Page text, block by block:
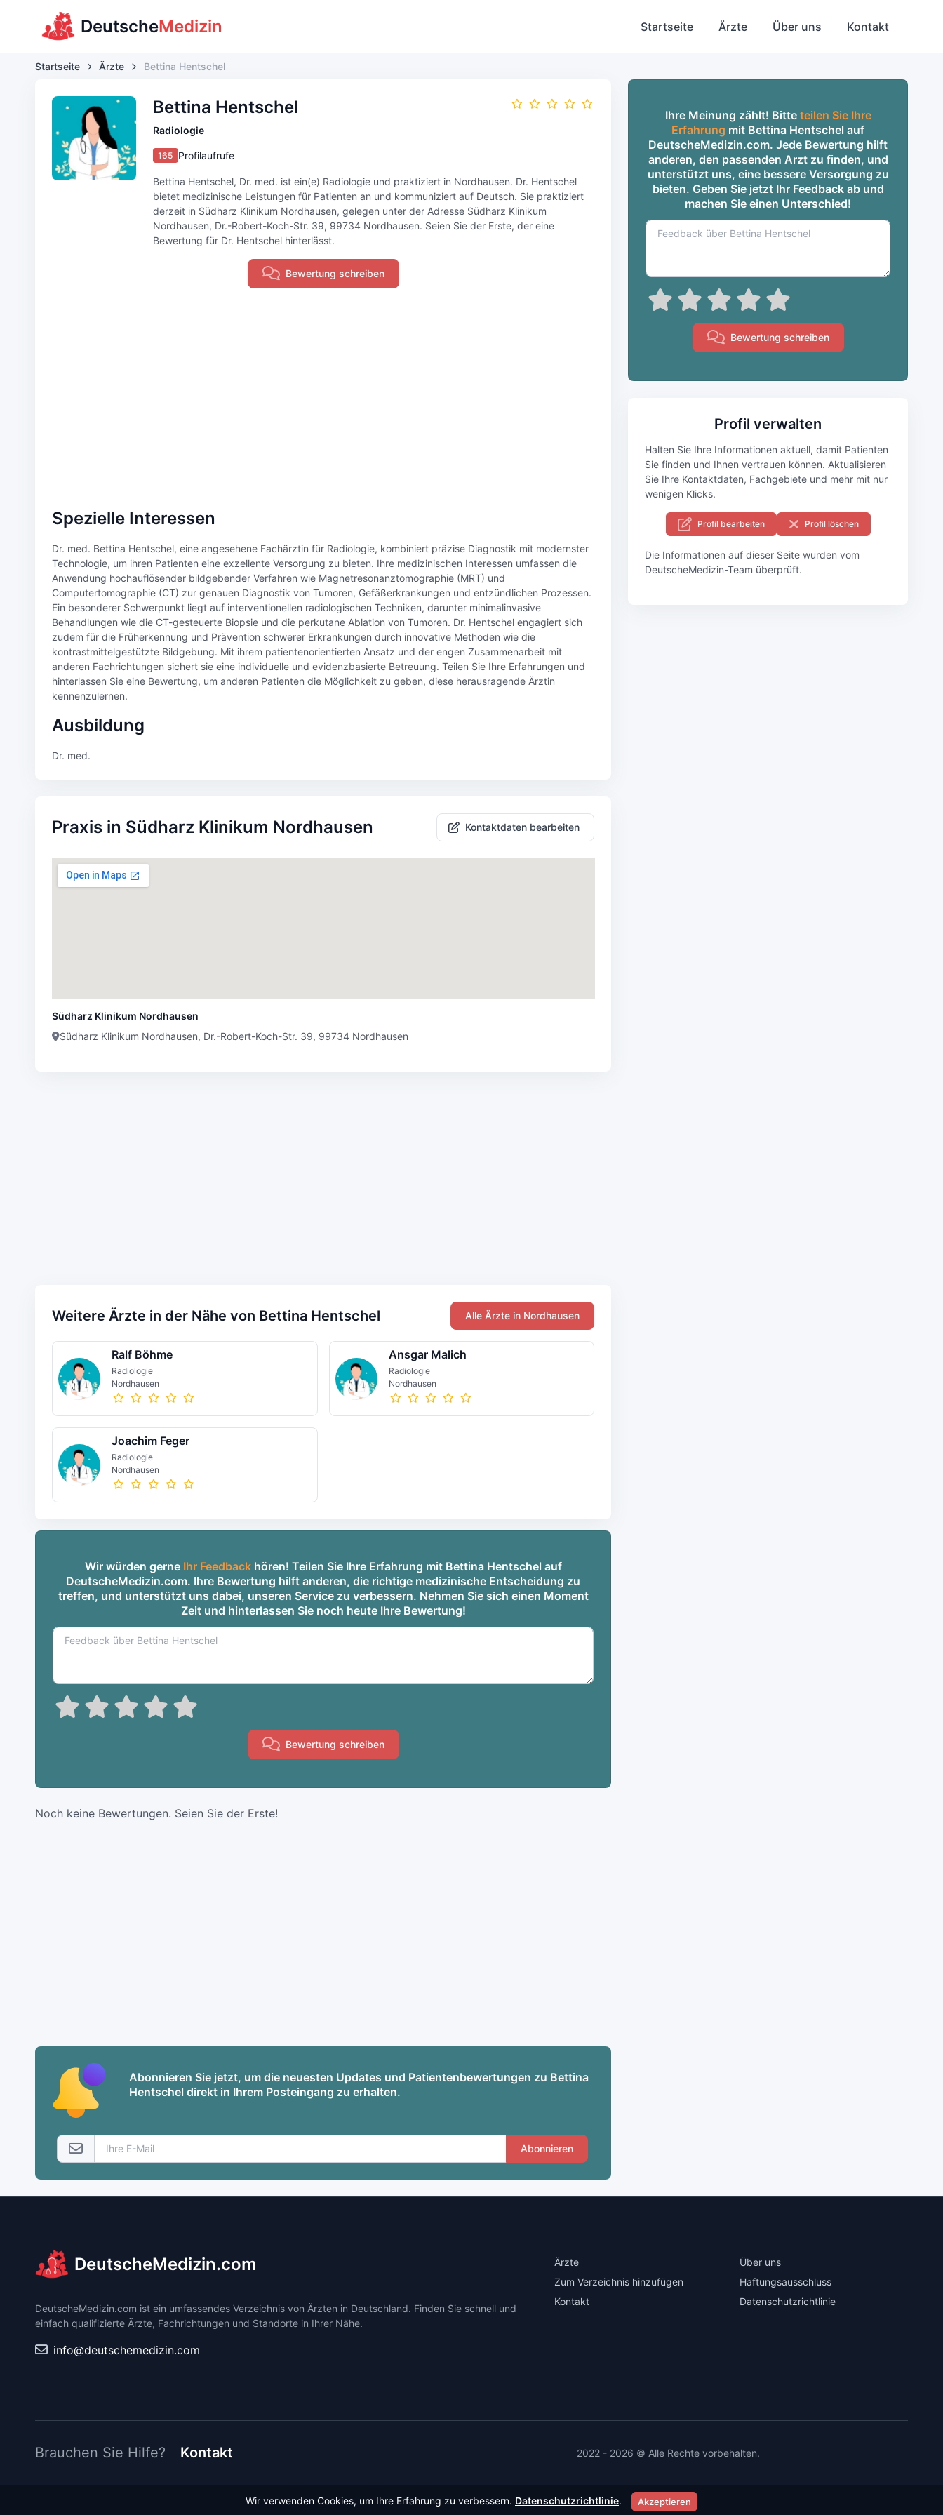
DeutscheMedizin Startseite Ärzte Über uns Kontakt
Startseite Ärzte Bettina Hentschel
Bettina Hentschel
Radiologie
165 Profilaufrufe
Bettina Hentschel, Dr. med. ist ein(e) Radiologie und praktiziert in Nordhausen. Dr. Hentschel
bietet medizinische Leistungen für Patienten an und kommuniziert auf Deutsch. Sie praktiziert
derzeit in Südharz Klinikum Nordhausen, gelegen unter der Adresse Südharz Klinikum
Nordhausen, Dr.-Robert-Koch-Str. 39, 99734 Nordhausen. Seien Sie der Erste, der eine
Bewertung für Dr. Hentschel hinterlässt.
Bewertung schreiben
Spezielle Interessen
Dr. med. Bettina Hentschel, eine angesehene Fachärztin für Radiologie, kombiniert präzise Diagnostik mit modernster
Technologie, um ihren Patienten eine exzellente Versorgung zu bieten. Ihre medizinischen Interessen umfassen die
Anwendung hochauflösender bildgebender Verfahren wie Magnetresonanztomographie (MRT) und
Computertomographie (CT) zur genauen Diagnostik von Tumoren, Gefäßerkrankungen und entzündlichen Prozessen.
Ein besonderer Schwerpunkt liegt auf interventionellen radiologischen Techniken, darunter minimalinvasive
Behandlungen wie die CT-gesteuerte Biopsie und die perkutane Ablation von Tumoren. Dr. Hentschel engagiert sich
zudem für die Früherkennung und Prävention schwerer Erkrankungen durch innovative Methoden wie die
kontrastmittelgestützte Bildgebung. Mit ihrem patientenorientierten Ansatz und der engen Zusammenarbeit mit
anderen Fachrichtungen sichert sie eine individuelle und evidenzbasierte Betreuung. Teilen Sie Ihre Erfahrungen und
hinterlassen Sie eine Bewertung, um anderen Patienten die Möglichkeit zu geben, diese herausragende Ärztin
kennenzulernen.
Ausbildung
Dr. med.
Praxis in Südharz Klinikum Nordhausen Kontaktdaten bearbeiten
Südharz Klinikum Nordhausen
Südharz Klinikum Nordhausen, Dr.-Robert-Koch-Str. 39, 99734 Nordhausen
Weitere Ärzte in der Nähe von Bettina Hentschel Alle Ärzte in Nordhausen
Ralf Böhme
Radiologie
Nordhausen
Ansgar Malich
Radiologie
Nordhausen
Joachim Feger
Radiologie
Nordhausen
Wir würden gerne Ihr Feedbackhören! Teilen Sie Ihre Erfahrung mit Bettina Hentschel auf
DeutscheMedizin.com. Ihre Bewertung hilft anderen, die richtige medizinische Entscheidung zu
treffen, und unterstützt uns dabei, unseren Service zu verbessern. Nehmen Sie sich einen Moment
Zeit und hinterlassen Sie noch heute Ihre Bewertung!
Bewertung schreiben
Noch keine Bewertungen. Seien Sie der Erste!
Abonnieren Sie jetzt, um die neuesten Updates und Patientenbewertungen zu Bettina
Hentschel direkt in Ihrem Posteingang zu erhalten.
Abonnieren
Ihre Meinung zählt! Bitte teilen Sie Ihre
Erfahrung mit Bettina Hentschel auf
DeutscheMedizin.com. Jede Bewertung hilft
anderen, den passenden Arzt zu finden, und
unterstützt uns, eine bessere Versorgung zu
bieten. Geben Sie jetzt Ihr Feedback ab und
machen Sie einen Unterschied!
Bewertung schreiben
Profil verwalten
Halten Sie Ihre Informationen aktuell, damit Patienten
Sie finden und Ihnen vertrauen können. Aktualisieren
Sie Ihre Kontaktdaten, Fachgebiete und mehr mit nur
wenigen Klicks.
Profil bearbeiten Profil löschen
Die Informationen auf dieser Seite wurden vom
DeutscheMedizin-Team überprüft.
DeutscheMedizin.com
DeutscheMedizin.com ist ein umfassendes Verzeichnis von Ärzten in Deutschland. Finden Sie schnell und
einfach qualifizierte Ärzte, Fachrichtungen und Standorte in Ihrer Nähe.
info@deutschemedizin.com
Ärzte
Zum Verzeichnis hinzufügen
Kontakt
Über uns
Haftungsausschluss
Datenschutzrichtlinie
Brauchen Sie Hilfe? Kontakt 2022 - 2026 © Alle Rechte vorbehalten.
Wir verwenden Cookies, um Ihre Erfahrung zu verbessern. Datenschutzrichtlinie. Akzeptieren